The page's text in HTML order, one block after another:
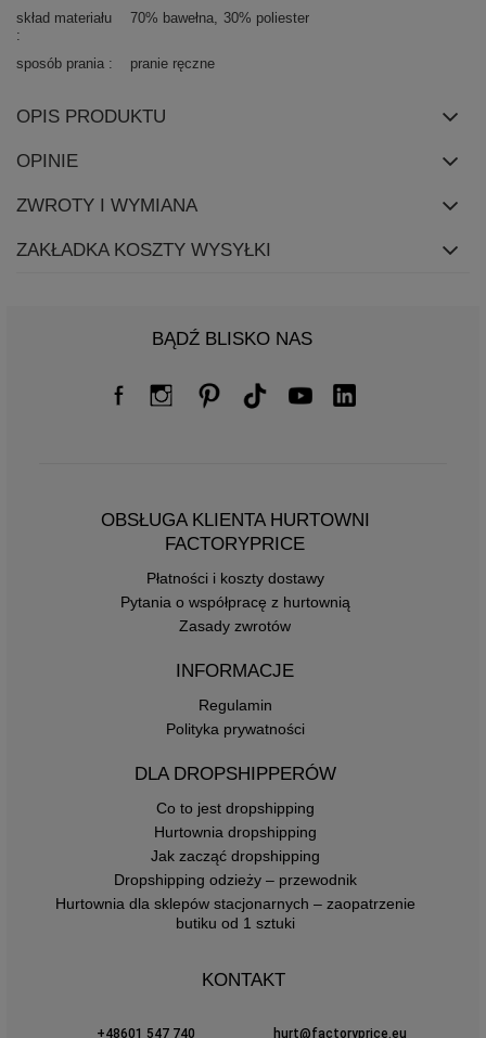
skład materiału
70% bawełna 30% poliester
sposób prania pranie ręczne
OPIS PRODUKTU
OPINIE
ZWROTY I WYMIANA
ZAKŁADKA KOSZTY WYSYŁKI
BĄDŹ BLISKO NAS
OBSŁUGA KLIENTA HURTOWNI
FACTORYPRICE
Płatności i koszty dostawy
Pytania o współpracę z hurtownią
Zasady zwrotów
INFORMACJE
Regulamin
Polityka prywatności
DLA DROPSHIPPERÓW
Co to jest dropshipping
Hurtownia dropshipping
Jak zacząć dropshipping
Dropshipping odzieży – przewodnik
Hurtownia dla sklepów stacjonarnych – zaopatrzenie
butiku od 1 sztuki
KONTAKT
+48601 547 740 hurt@factoryprice.eu